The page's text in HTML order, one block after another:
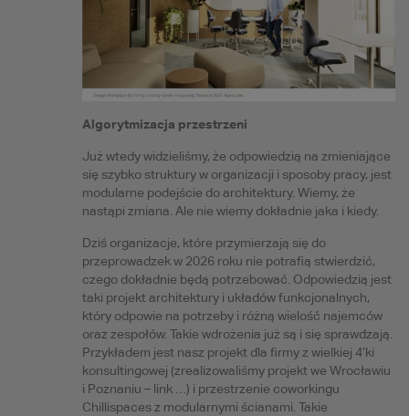
Algorytmizacja przestrzeni
Już wtedy widzieliśmy, że odpowiedzią na zmieniające
się szybko struktury w organizacji i sposoby pracy, jest
modularne podejście do architektury. Wiemy, że
nastąpi zmiana. Ale nie wiemy dokładnie jaka i kiedy.
Dziś organizacje, które przymierzają się do
przeprowadzek w 2026 roku nie potrafią stwierdzić,
czego dokładnie będą potrzebować. Odpowiedzią jest
taki projekt architektury i układów funkcjonalnych,
który odpowie na potrzeby i różną wielość najemców
oraz zespołów. Takie wdrożenia już są i się sprawdzają.
Przykładem jest nasz projekt dla firmy z wielkiej 4’ki
konsultingowej (zrealizowaliśmy projekt we Wrocławiu
i Poznaniu – link …) i przestrzenie coworkingu
Chillispaces z modularnymi ścianami. Takie